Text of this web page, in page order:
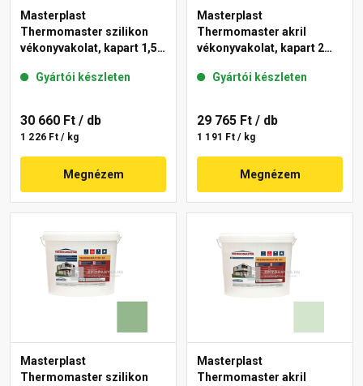
Masterplast
Thermomaster szilikon
vékonyvakolat, kapart 1,5
Gyártói készleten
30 660 Ft / db
1 226 Ft / kg
Megnézem
Masterplast
Thermomaster akril
vékonyvakolat, kapart 2
Gyártói készleten
29 765 Ft / db
1 191 Ft / kg
Megnézem
Masterplast
Thermomaster szilikon
Masterplast
Thermomaster akril